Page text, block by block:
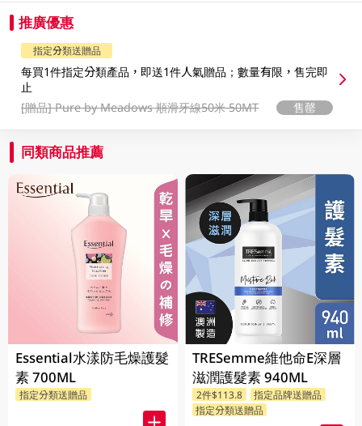
推廣優惠
指定分類送贈品
每買1件指定分類產品，即送1件人氣贈品；數量有限，售完即
止
[贈品]Pure by Meadows 順滑牙線50米 50MT 售罄
同類商品推薦
Essential水漾防毛燥護髮
素 700ML
指定分類送贈品
TRESemme維他命E深層
滋潤護髮素 940ML
2件$113.8
指定品牌送贈品
指定分類送贈品